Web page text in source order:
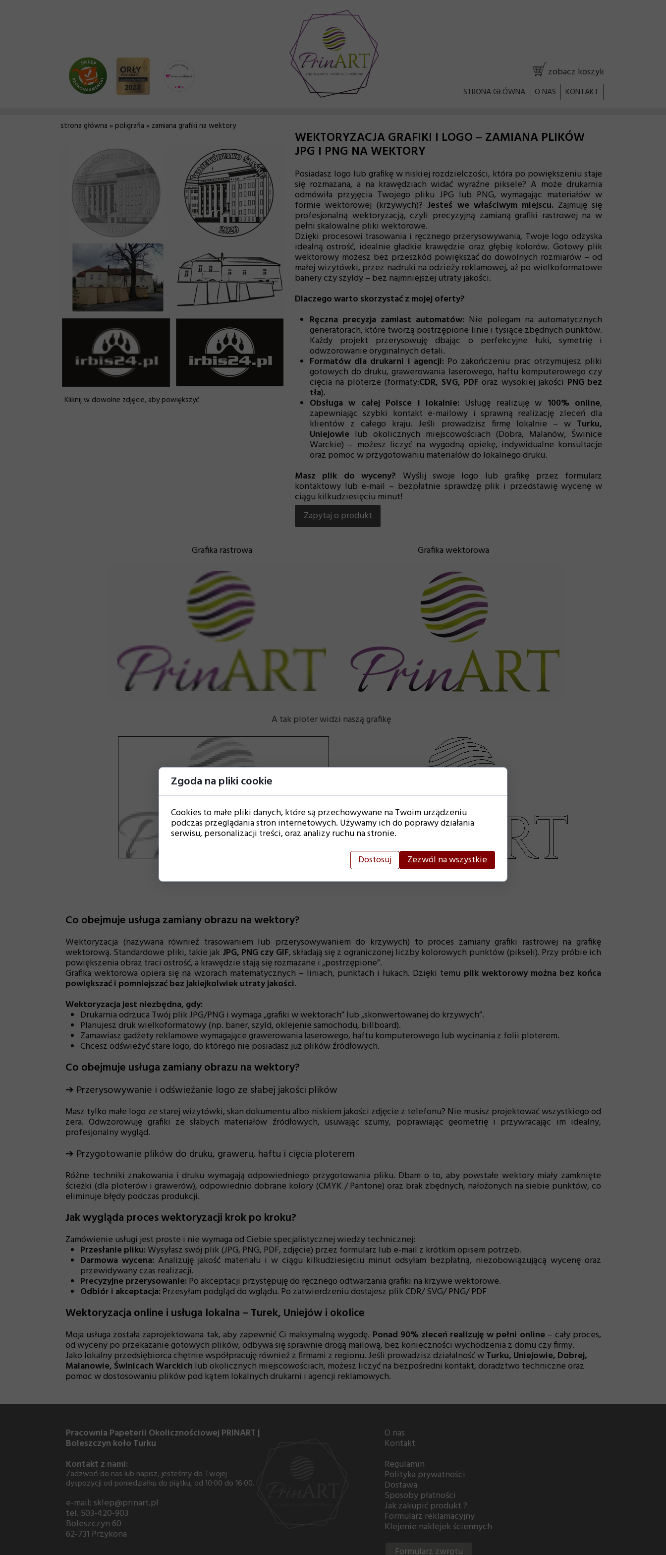
Co obejmuje usługa zamiany obrazu na wektory?
Wektoryzacja (nazywana również trasowaniem lub przerysowywaniem do krzywych) to proces zamiany grafiki rastrowej na grafikę
wektorową. Standardowe pliki, takie jak JPG, PNG czy GIF, składają się z ograniczonej liczby kolorowych punktów (pikseli). Przy próbie ich
powiększenia obraz traci ostrość, a krawędzie stają się rozmazane i „postrzępione”.
Grafika wektorowa opiera się na wzorach matematycznych – liniach, punktach i łukach. Dzięki temu plik wektorowy można bez końca
powiększać i pomniejszać bez jakiejkolwiek utraty jakości.
Wektoryzacja jest niezbędna, gdy:
Drukarnia odrzuca Twój plik JPG/PNG i wymaga „grafiki w wektorach” lub „skonwertowanej do krzywych”.
Planujesz druk wielkoformatowy (np. baner, szyld, oklejenie samochodu, billboard).
Zamawiasz gadżety reklamowe wymagające grawerowania laserowego, haftu komputerowego lub wycinania z folii ploterem.
Chcesz odświeżyć stare logo, do którego nie posiadasz już plików źródłowych.
Co obejmuje usługa zamiany obrazu na wektory?
➔ Przerysowywanie i odświeżanie logo ze słabej jakości plików
Masz tylko małe logo ze starej wizytówki, skan dokumentu albo niskiem jakości zdjęcie z telefonu? Nie musisz projektować wszystkiego od
zera. Odwzorowuję grafiki ze słabych materiałów źródłowych, usuwając szumy, poprawiając geometrię i przywracając im idealny,
profesjonalny wygląd.
➔ Przygotowanie plików do druku, graweru, haftu i cięcia ploterem
Różne techniki znakowania i druku wymagają odpowiedniego przygotowania pliku. Dbam o to, aby powstałe wektory miały zamknięte
ścieżki (dla ploterów i grawerów), odpowiednio dobrane kolory (CMYK / Pantone) oraz brak zbędnych, nałożonych na siebie punktów, co
eliminuje błędy podczas produkcji.
Jak wygląda proces wektoryzacji krok po kroku?
Zamówienie usługi jest proste i nie wymaga od Ciebie specjalistycznej wiedzy technicznej:
Przesłanie pliku: Wysyłasz swój plik (JPG, PNG, PDF, zdjęcie) przez formularz lub e-mail z krótkim opisem potrzeb.
Darmowa wycena: Analizuję jakość materiału i w ciągu kilkudziesięciu minut odsyłam bezpłatną, niezobowiązującą wycenę oraz
przewidywany czas realizacji.
Precyzyjne przerysowanie: Po akceptacji przystępuję do ręcznego odtwarzania grafiki na krzywe wektorowe.
Odbiór i akceptacja: Przesyłam podgląd do wglądu. Po zatwierdzeniu dostajesz plik CDR/ SVG/ PNG/ PDF
Wektoryzacja online i usługa lokalna – Turek, Uniejów i okolice
Moja usługa została zaprojektowana tak, aby zapewnić Ci maksymalną wygodę. Ponad 90% zleceń realizuję w pełni online – cały proces,
od wyceny po przekazanie gotowych plików, odbywa się sprawnie drogą mailową, bez konieczności wychodzenia z domu czy firmy.
Jako lokalny przedsiębiorca chętnie współpracuję również z firmami z regionu. Jeśli prowadzisz działalność wTurku, Uniejowie, Dobrej,
Malanowie, Świnicach Warckich lub okolicznych miejscowościach, możesz liczyć na bezpośredni kontakt, doradztwo techniczne oraz
pomoc w dostosowaniu plików pod kątem lokalnych drukarni i agencji reklamowych.
Zapytaj o produkt
Kliknij w dowolne zdjęcie, aby powiększyć.
strona główna » poligrafia » zamiana grafiki na wektory
Grafika wektorowa
Grafika rastrowa
A tak ploter widzi naszą grafikę
WEKTORYZACJA GRAFIKI I LOGO – ZAMIANA PLIKÓW
JPG I PNG NA WEKTORY
Posiadasz logo lub grafikę w niskiej rozdzielczości, która po powiększeniu staje
się rozmazana, a na krawędziach widać wyraźne piksele? A może drukarnia
odmówiła przyjęcia Twojego pliku JPG lub PNG, wymagając materiałów w
formie wektorowej (krzywych)? Jesteś we właściwym miejscu. Zajmuję się
profesjonalną wektoryzacją, czyli precyzyjną zamianą grafiki rastrowej na w
pełni skalowalne pliki wektorowe.
Dzięki procesowi trasowania i ręcznego przerysowywania, Twoje logo odzyska
idealną ostrość, idealnie gładkie krawędzie oraz głębię kolorów. Gotowy plik
wektorowy możesz bez przeszkód powiększać do dowolnych rozmiarów – od
małej wizytówki, przez nadruki na odzieży reklamowej, aż po wielkoformatowe
banery czy szyldy – bez najmniejszej utraty jakości.
Dlaczego warto skorzystać z mojej oferty?
Ręczna precyzja zamiast automatów: Nie polegam na automatycznych
generatorach, które tworzą postrzępione linie i tysiące zbędnych punktów.
Każdy projekt przerysowuję dbając o perfekcyjne łuki, symetrię i
odwzorowanie oryginalnych detali.
Formatów dla drukarni i agencji: Po zakończeniu prac otrzymujesz pliki
gotowych do druku, grawerowania laserowego, haftu komputerowego czy
cięcia na ploterze (formaty:CDR, SVG, PDF oraz wysokiej jakości PNG bez
tła).
Obsługa w całej Polsce i lokalnie: Usługę realizuję w 100% online,
zapewniając szybki kontakt e-mailowy i sprawną realizację zleceń dla
klientów z całego kraju. Jeśli prowadzisz firmę lokalnie – w Turku,
Uniejowie lub okolicznych miejscowościach (Dobra, Malanów, Świnice
Warckie) – możesz liczyć na wygodną opiekę, indywidualne konsultacje
oraz pomoc w przygotowaniu materiałów do lokalnego druku.
Masz plik do wyceny? Wyślij swoje logo lub grafikę przez formularz
kontaktowy lub e-mail – bezpłatnie sprawdzę plik i przedstawię wycenę w
ciągu kilkudziesięciu minut!
STRONA GŁÓWNA O NAS KONTAKT
zobacz koszyk
Pracownia Papeterii Okolicznościowej PRINART |
Boleszczyn koło Turku
Kontakt z nami:
Zadzwoń do nas lub napisz, jesteśmy do Twojej
dyspozycji od poniedziałku do piątku, od 10:00 do 16:00.
e-mail: sklep@prinart.pl
tel. 503-420-903
Boleszczyn 60
62-731 Przykona
O nas
Kontakt
Regulamin
Polityka prywatności
Dostawa
Sposoby płatności
Jak zakupić produkt ?
Formularz reklamacyjny
Klejenie naklejek ściennych
Formularz zwrotu
Zgoda na pliki cookie
Cookies to małe pliki danych, które są przechowywane na Twoim urządzeniu
podczas przeglądania stron internetowych. Używamy ich do poprawy działania
serwisu, personalizacji treści, oraz analizy ruchu na stronie.
Dostosuj
Zezwól na wszystkie